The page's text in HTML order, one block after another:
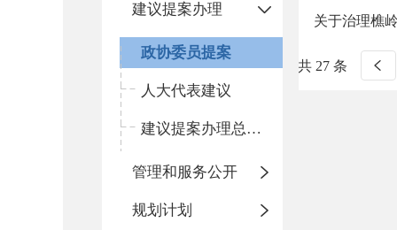
建议提案办理
政协委员提案
人大代表建议
建议提案办理总体情况
管理和服务公开
规划计划
关于治理樵
共 27 条